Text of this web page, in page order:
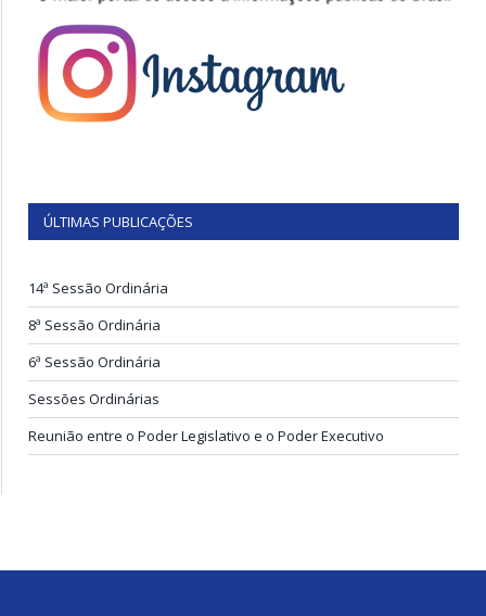
ÚLTIMAS PUBLICAÇÕES
14ª Sessão Ordinária
8ª Sessão Ordinária
6ª Sessão Ordinária
Sessões Ordinárias
Reunião entre o Poder Legislativo e o Poder Executivo